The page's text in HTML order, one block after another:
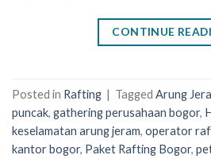
CONTINUE
Posted in Rafting | Tagged Arung
puncak, gathering perusahaan bogor,
keselamatan arung jeram, operator
kantor bogor, Paket Rafting Bogor,